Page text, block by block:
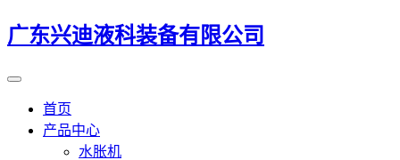
广东兴迪液科装备有限公司
首页
产品中心
水胀机